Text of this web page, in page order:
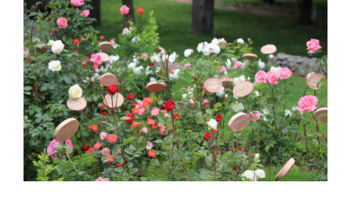
imagen
más
grande